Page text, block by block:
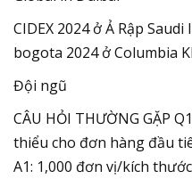
CIDEX 2024 ở Ả Rập
bogota 2024 ở Columbia
Đội ngũ
CÂU HỎI THƯỜNG GẶP
thiểu cho đơn hàng đầu
A1: 1,000 đơn vị/kích